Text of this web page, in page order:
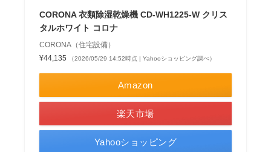
CORONA 衣類除湿乾燥機 CD-WH1225-W クリス
タルホワイト コロナ
CORONA（住宅設備）
¥44,135
（2026/05/29 14:52時点 | Yahooショッピング調べ）
Amazon
楽天市場
Yahooショッピング